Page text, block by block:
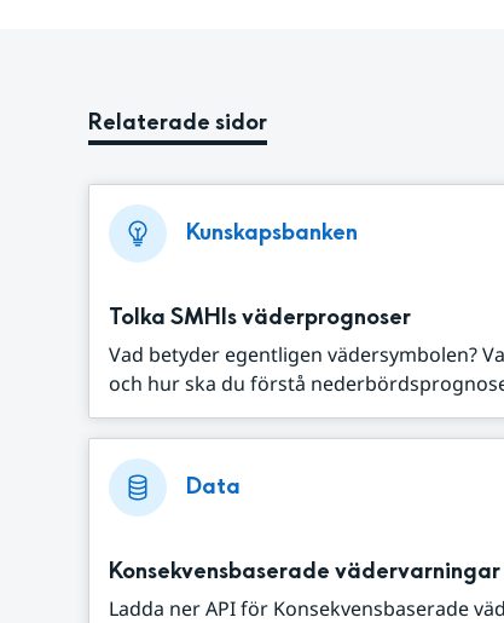
Relaterade sidor
Kunskapsbanken
Tolka SMHIs väderprognoser
Vad betyder egentligen vädersymbolen?
och hur ska du förstå
Data
Konsekvensbaserade vädervarningar
Ladda ner API för Konsekvensbaserade